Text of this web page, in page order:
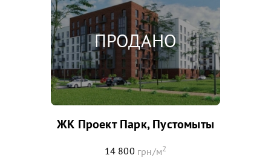
ЖК Проект Парк, Пустомыты
14 800 грн/м2